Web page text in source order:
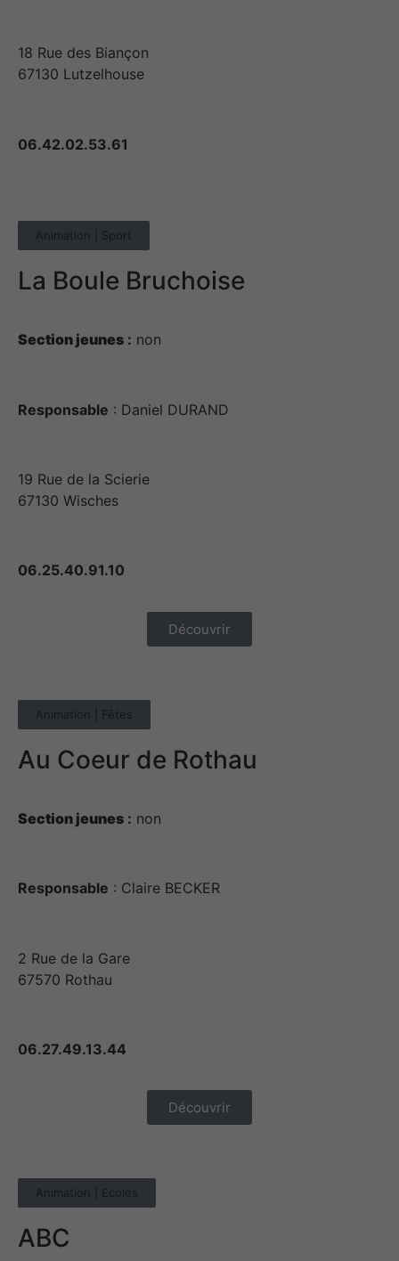
18 Rue des Biançon
67130 Lutzelhouse
06.42.02.53.61
Animation | Sport
La Boule Bruchoise
Section jeunes : non
Responsable : Daniel DURAND
19 Rue de la Scierie
67130 Wisches
06.25.40.91.10
Découvrir
Animation | Fêtes
Au Coeur de Rothau
Section jeunes : non
Responsable : Claire BECKER
2 Rue de la Gare
67570 Rothau
06.27.49.13.44
Découvrir
Animation | Ecoles
ABC
Afin que nous
améliorer la